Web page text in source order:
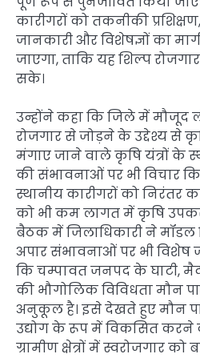
कारीगरों को तकनीकी
जानकारी और विशेषज्ञों का
जाएगा, ताकि यह शिल्प
सके।
उन्होंने कहा कि जिले में मौजूद
रोजगार से जोड़ने के उद्देश्य से
मंगाए जाने वाले कृषि यंत्रों के
की संभावनाओं पर भी विचार
स्थानीय कारीगरों को निरंतर
को भी कम लागत में कृषि
बैठक में जिलाधिकारी ने
अपार संभावनाओं पर भी विशेष
कि चम्पावत जनपद के घाटी,
की भौगोलिक विविधता मौन
अनुकूल है। इसे देखते हुए मौन
उद्योग के रूप में विकसित
ग्रामीण क्षेत्रों में स्वरोजगार